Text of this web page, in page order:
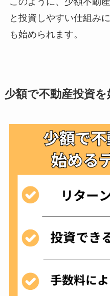
と投資しやすい仕組み
も始められます。
少額で不動産投資